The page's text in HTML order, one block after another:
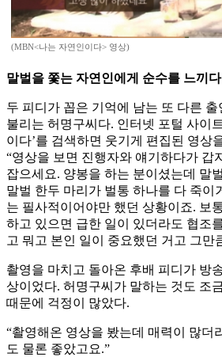
(MBN<나는 자연인이다> 영상)
말벌을 쫓는 자연인에게 순수를 느끼다
두 피디가 꼽은 기억에 남는 또 다른 출
불리는 허명구씨다. 인터넷 포털 사이
이다’를 검색하면 웃기게 편집된 영상
“영상을 보면 진행자와 얘기하다가 갑
잡으세요. 양봉을 하는 분이셨는데 말
말벌 한두 마리가 벌통 하나를 다 죽이
는 필사적이어야만 했던 상황이죠. 보
하고 있으면 급한 일이 있더라도 협조
고 뭐고 본인 일이 중요했던 거고 그만
촬영을 마치고 돌아온 후배 피디가 방
상이었다. 허명구씨가 말하는 것도 조
때문에 걱정이 많았다.
“촬영해온 영상을 봤는데 매력이 많더
도 물론 좋았고요.”